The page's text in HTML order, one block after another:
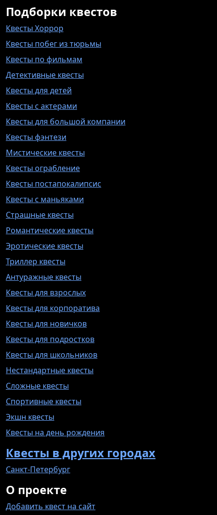
Подборки квестов
Квесты Хоррор
Квесты побег из тюрьмы
Квесты по фильмам
Детективные квесты
Квесты для детей
Квесты с актерами
Квесты для большой компании
Квесты фэнтези
Мистические квесты
Квесты ограбление
Квесты постапокалипсис
Квесты с маньяками
Страшные квесты
Романтические квесты
Эротические квесты
Триллер квесты
Антуражные квесты
Квесты для взрослых
Квесты для корпоратива
Квесты для новичков
Квесты для подростков
Квесты для школьников
Нестандартные квесты
Сложные квесты
Спортивные квесты
Экшн квесты
Квесты на день рождения
Квесты в других городах
Санкт-Петербург
О проекте
Добавить квест на сайт